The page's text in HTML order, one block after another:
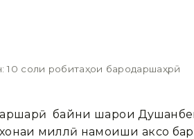
соли робитаҳои бародаршаҳрӣ
байни шаҳрҳои
миллӣ намоиши аксҳо